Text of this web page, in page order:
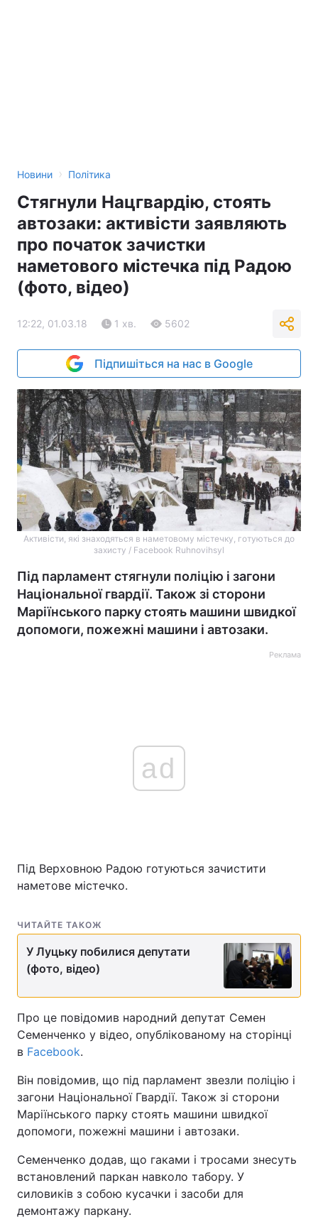
Новини › Політика
Стягнули Нацгвардію, стоять
автозаки: активісти заявляють
про початок зачистки
наметового містечка під Радою
(фото, відео)
12:22, 01.03.18 1 хв. 5602
Підпишіться на нас в Google
Активісти, які знаходяться в наметовому містечку, готуються до
захисту / Facebook Ruhnovihsyl
Під парламент стягнули поліцію і загони
Національної гвардії. Також зі сторони
Маріїнського парку стоять машини швидкої
допомоги, пожежні машини і автозаки.
Реклама
ad
Під Верховною Радою готуються зачистити
наметове містечко.
ЧИТАЙТЕ ТАКОЖ
У Луцьку побилися депутати
(фото, відео)
Про це повідомив народний депутат Семен
Семенченко у відео, опублікованому на сторінці
в Facebook.
Він повідомив, що під парламент звезли поліцію і
загони Національної Гвардії. Також зі сторони
Маріїнського парку стоять машини швидкої
допомоги, пожежні машини і автозаки.
Семенченко додав, що гаками і тросами знесуть
встановлений паркан навколо табору. У
силовиків з собою кусачки і засоби для
демонтажу паркану.